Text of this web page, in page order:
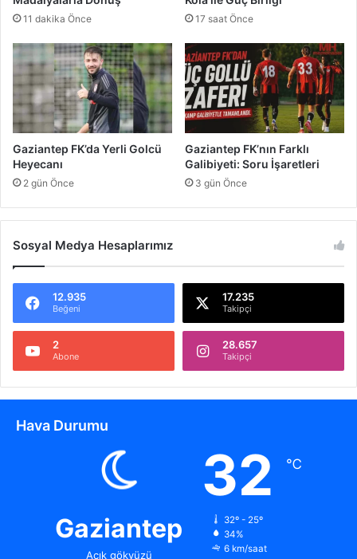
r
d
i
m
i
?
d
e
n
a
k
a
n
ı
ğ
4
o
11 dakika Önce 17 saat Önce
Gaziantep FK’da Yerli Golcü
Heyecanı
2 gün Önce
Gaziantep FK’nın Farklı
Galibiyeti: Soru İşaretleri
3 gün Önce
Sosyal Medya Hesaplarımız
12.935
Beğeni
17.235
Takipçi
2
Abone
28.657
Takipçi
Hava Durumu
Gaziantep
Açık gökyüzü
32 ℃
32º - 25º
34%
6 km/saat